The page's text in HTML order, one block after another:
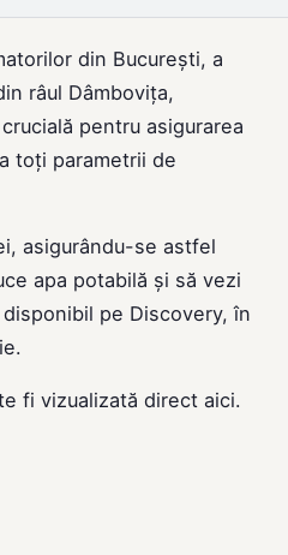
din București, a
râul Dâmbovița,
pentru asigurarea
toți parametrii de
asigurându-se astfel
apa potabilă și să vezi
pe Discovery, în
fi vizualizată direct aici.